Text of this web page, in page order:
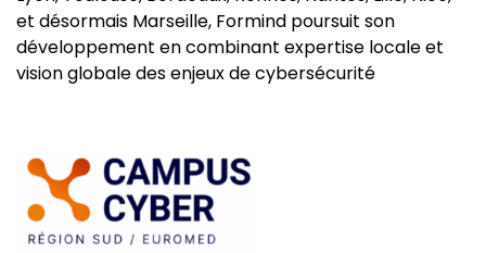
et désormais Marseille, Formind poursuit son
développement en combinant expertise locale et
vision globale des enjeux de cybersécurité